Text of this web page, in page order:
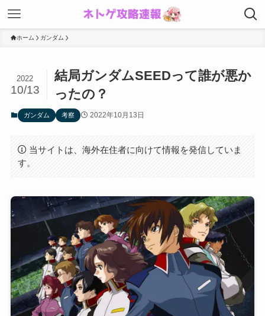
ホーム ガンダム
結局ガンダムSEEDって誰が悪か
ったの？
2022
10/13
ガンダム 考察 2022年10月13日
当サイトは、海外在住者に向けて情報を発信していま
す。